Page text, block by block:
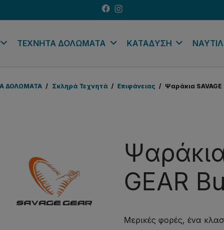
ΤΕΧΝΗΤΑ ΔΟΛΩΜΑΤΑ ΚΑΤΑΔΥΣΗ
ΔΟΛΩΜΑΤΑ / Σκληρά Τεχνητά / Επιφάνειας / Ψαράκια
GEAR
Μερικές φορές, ένα